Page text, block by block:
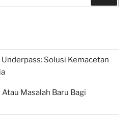
Solusi Kemacetan
Masalah Baru Bagi